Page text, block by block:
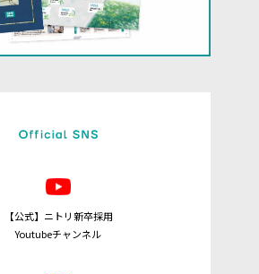
【公式】ニトリ新卒採用
Youtubeチャンネル